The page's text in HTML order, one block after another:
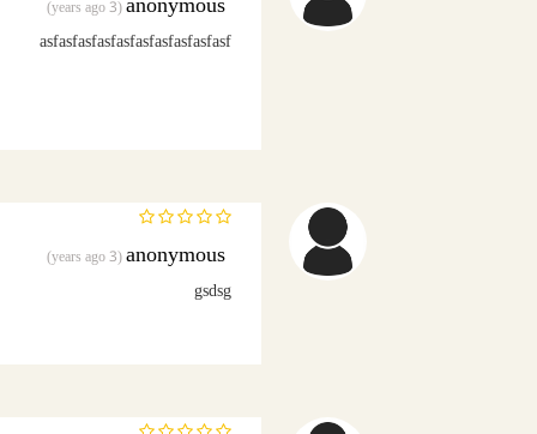
(3 years ago)
asfasfasfasfasfasfasfasfasfasf
anonymous
(3 years ago)
gsdsg